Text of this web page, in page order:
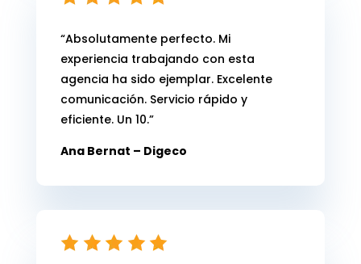
“Absolutamente perfecto. Mi
experiencia trabajando con esta
agencia ha sido ejemplar. Excelente
comunicación. Servicio rápido y
eficiente. Un 10.”
Ana Bernat – Digeco